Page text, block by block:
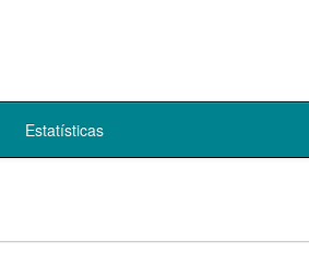
Estatísticas